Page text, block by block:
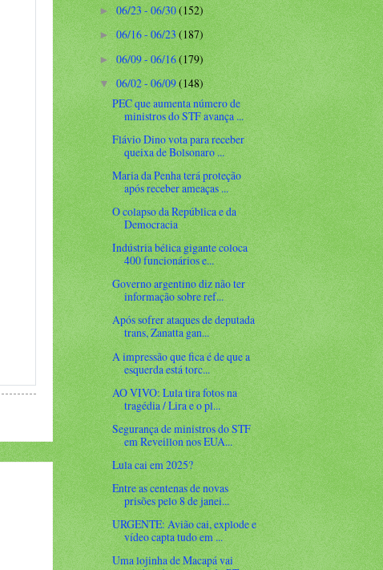
►06/23 - 06/30(152)
►06/16 - 06/23(187)
►06/09 - 06/16(179)
▼06/02 - 06/09(148)
PEC que aumenta número de
ministros do STF avança ...
Flávio Dino vota para receber
queixa de Bolsonaro ...
Maria da Penha terá proteção
após receber ameaças ...
O colapso da República e da
Democracia
Indústria bélica gigante coloca
400 funcionários e...
Governo argentino diz não ter
informação sobre ref...
Após sofrer ataques de deputada
trans, Zanatta gan...
A impressão que fica é de que a
esquerda está torc...
AO VIVO: Lula tira fotos na
tragédia / Lira e o pl...
Segurança de ministros do STF
em Reveillon nos EUA...
Lula cai em 2025?
Entre as centenas de novas
prisões pelo 8 de janei...
URGENTE: Avião cai, explode e
vídeo capta tudo em ...
Uma lojinha de Macapá vai